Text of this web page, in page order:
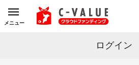
メニュー
ログイン